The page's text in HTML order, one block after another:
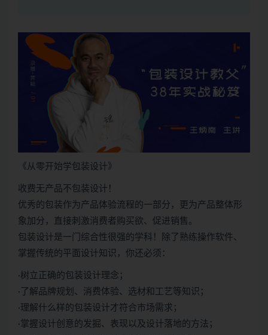
《从零开始学包装设计》
收费无产品不包装设计！
优秀的包装作为产品体验流程的一部分，更为产品整体形
象加分，直接刺激消费者购买欲、促进销售。
包装设计是一门综合性很强的学科！除了熟练操作软件、
掌握传统的平面设计知识，你还必须：
·树立正确的包装设计理念；
·了解品牌规划、消费体验、选材和工艺等知识；
·理解什么样的包装设计才符合市场需求；
·掌握设计创意的发掘、表现以及设计落地的方法；